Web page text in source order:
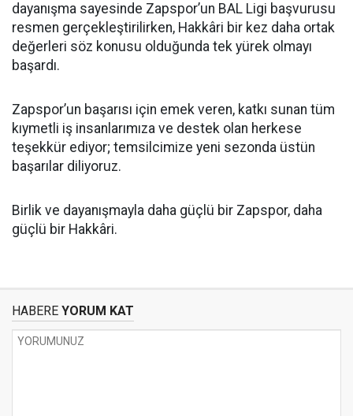
dayanışma sayesinde Zapspor’un BAL Ligi başvurusu
resmen gerçekleştirilirken, Hakkâri bir kez daha ortak
değerleri söz konusu olduğunda tek yürek olmayı
başardı.
Zapspor’un başarısı için emek veren, katkı sunan tüm
kıymetli iş insanlarımıza ve destek olan herkese
teşekkür ediyor; temsilcimize yeni sezonda üstün
başarılar diliyoruz.
Birlik ve dayanışmayla daha güçlü bir Zapspor, daha
güçlü bir Hakkâri.
HABERE YORUM KAT